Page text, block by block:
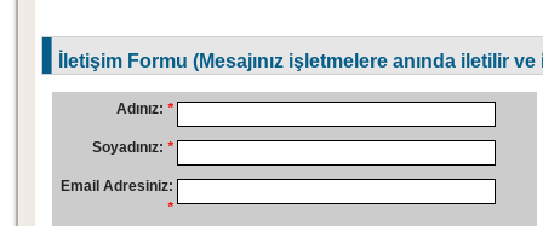
İletişim Formu (Mesajınız işletmelere anında iletilir
Adınız: *
Soyadınız: *
Email Adresiniz:
*